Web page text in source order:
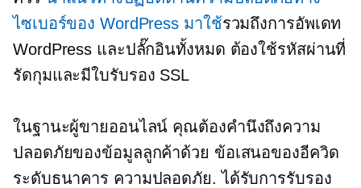
ไซเบอร์ของ WordPress มาใช้รวมถึงการอัพเดท
WordPress และปลั๊กอินทั้งหมด ต้องใช้รหัสผ่านที่
รัดกุมและมีใบรับรอง SSL
ในฐานะผู้ขายออนไลน์ คุณต้องคำนึงถึงความ
ปลอดภัยของข้อมูลลูกค้าด้วย ข้อเสนอของอีควิด
ระดับธนาคาร ความปลอดภัย. ได้รับการรับรอง